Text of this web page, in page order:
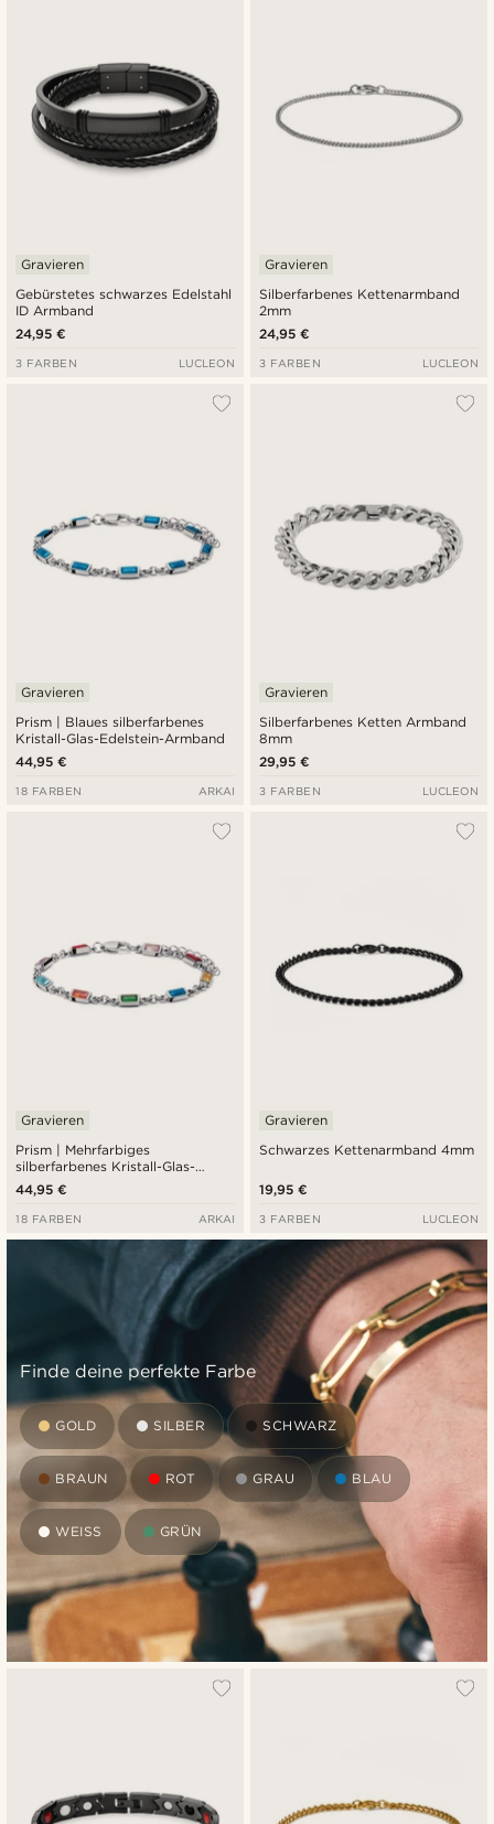
Gebürstetes schwarzes Edelstahl
ID Armband
Gravieren
24,95 €
3 FARBEN LUCLEON
Silberfarbenes Kettenarmband
2mm
Gravieren
24,95 €
3 FARBEN LUCLEON
Prism | Blaues silberfarbenes
Kristall-Glas-Edelstein-Armband
Gravieren
44,95 €
18 FARBEN ARKAI
Silberfarbenes Ketten Armband
8mm
Gravieren
29,95 €
3 FARBEN LUCLEON
Prism | Mehrfarbiges
silberfarbenes Kristall-Glas-
Edelstein-Armband
Gravieren
44,95 €
18 FARBEN ARKAI
Schwarzes Kettenarmband 4mm
Gravieren
19,95 €
3 FARBEN LUCLEON
Finde deine perfekte Farbe
GOLD SILBER SCHWARZ
BRAUN ROT GRAU BLAU
WEISS GRÜN